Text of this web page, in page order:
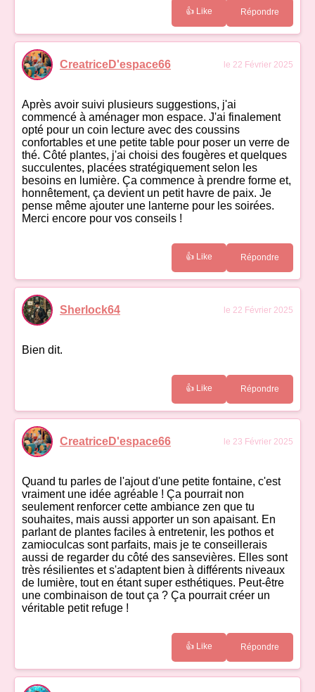
👍 Like Répondre
CreatriceD'espace66 le 22 Février 2025
Après avoir suivi plusieurs suggestions, j'ai
commencé à aménager mon espace. J'ai finalement
opté pour un coin lecture avec des coussins
confortables et une petite table pour poser un verre de
thé. Côté plantes, j'ai choisi des fougères et quelques
succulentes, placées stratégiquement selon les
besoins en lumière. Ça commence à prendre forme et,
honnêtement, ça devient un petit havre de paix. Je
pense même ajouter une lanterne pour les soirées.
Merci encore pour vos conseils !
👍 Like Répondre
Sherlock64 le 22 Février 2025
Bien dit.
👍 Like Répondre
CreatriceD'espace66 le 23 Février 2025
Quand tu parles de l'ajout d'une petite fontaine, c'est
vraiment une idée agréable ! Ça pourrait non
seulement renforcer cette ambiance zen que tu
souhaites, mais aussi apporter un son apaisant. En
parlant de plantes faciles à entretenir, les pothos et
zamioculcas sont parfaits, mais je te conseillerais
aussi de regarder du côté des sansevières. Elles sont
très résilientes et s'adaptent bien à différents niveaux
de lumière, tout en étant super esthétiques. Peut-être
une combinaison de tout ça ? Ça pourrait créer un
véritable petit refuge !
👍 Like Répondre